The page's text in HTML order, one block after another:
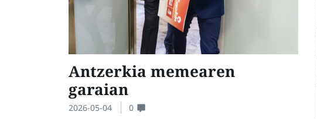
Antzerkia memearen
garaian
2026-05-04 0